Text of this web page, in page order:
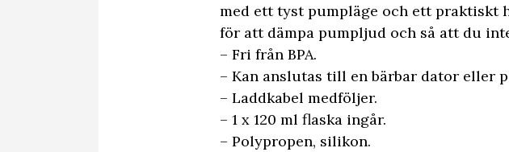
med ett tyst pumpläge och ett praktiskt
för att dämpa pumpljud och så att du
– Fri från BPA.
– Kan anslutas till en bärbar dator eller
– Laddkabel medföljer.
– 1 x 120 ml flaska ingår.
– Polypropen, silikon.